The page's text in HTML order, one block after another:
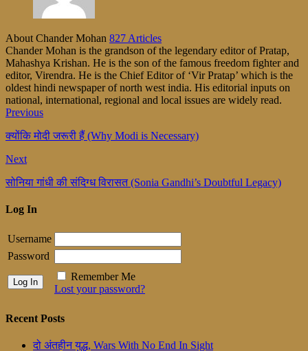
About Chander Mohan 827 Articles
Chander Mohan is the grandson of the legendary editor of Pratap,
Mahashya Krishan. He is the son of the famous freedom fighter and
editor, Virendra. He is the Chief Editor of ‘Vir Pratap’ which is the
oldest hindi newspaper of north west india. His editorial inputs on
national, international, regional and local issues are widely read.
Previous
क्योंकि मोदी जरूरी हैं (Why Modi is Necessary)
Next
सोनिया गांधी की संदिग्ध विरासत (Sonia Gandhi’s Doubtful Legacy)
Log In
Username
Password
Remember Me
Lost your password?
Recent Posts
दो अंतहीन युद्ध, Wars With No End In Sight